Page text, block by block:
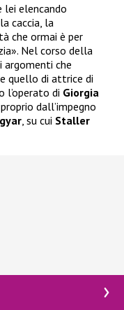
lei elencando
caccia, la
che ormai è per
Nel corso della
che
quello di attrice di
l’operato di Giorgia
dall’impegno
, su cui Staller